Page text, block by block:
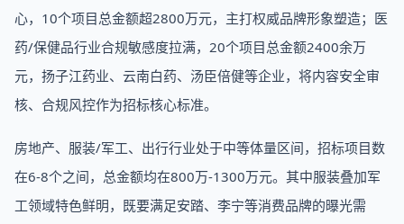
心，10个项目总金额超2800万元，主打权威品牌形象塑造；医
药/保健品行业合规敏感度拉满，20个项目总金额2400余万
元，扬子江药业、云南白药、汤臣倍健等企业，将内容安全审
核、合规风控作为招标核心标准。
房地产、服装/军工、出行行业处于中等体量区间，招标项目数
在6-8个之间，总金额均在800万-1300万元。其中服装叠加军
工领域特色鲜明，既要满足安踏、李宁等消费品牌的曝光需